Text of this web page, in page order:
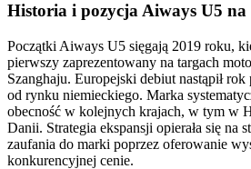
Historia i pozycja Aiways U5
Początki Aiways U5 sięgają 2019 roku,
pierwszy zaprezentowany na targach
Szanghaju. Europejski debiut nastąpił
od rynku niemieckiego. Marka
obecność w kolejnych krajach, w tym w
Danii. Strategia ekspansji opierała się na
zaufania do marki poprzez oferowanie
konkurencyjnej cenie.